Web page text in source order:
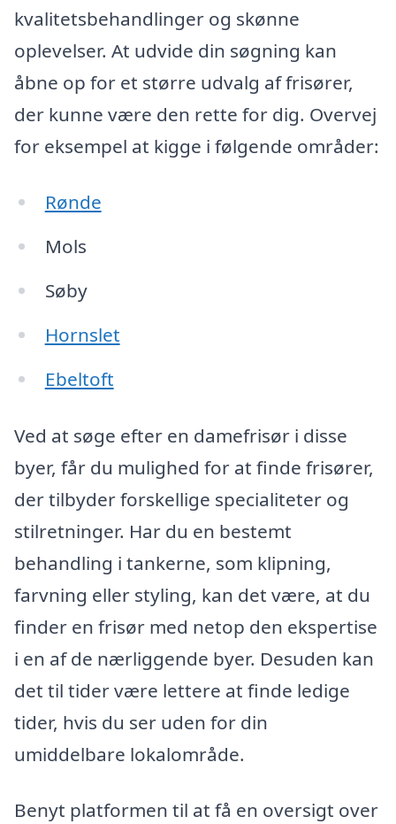
kvalitetsbehandlinger og skønne
oplevelser. At udvide din søgning kan
åbne op for et større udvalg af frisører,
der kunne være den rette for dig. Overvej
for eksempel at kigge i følgende områder:
Rønde
Mols
Søby
Hornslet
Ebeltoft
Ved at søge efter en damefrisør i disse
byer, får du mulighed for at finde frisører,
der tilbyder forskellige specialiteter og
stilretninger. Har du en bestemt
behandling i tankerne, som klipning,
farvning eller styling, kan det være, at du
finder en frisør med netop den ekspertise
i en af de nærliggende byer. Desuden kan
det til tider være lettere at finde ledige
tider, hvis du ser uden for din
umiddelbare lokalområde.
Benyt platformen til at få en oversigt over